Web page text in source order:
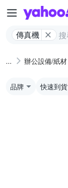
傳真機
辦公設備/紙材
品牌 快速到貨